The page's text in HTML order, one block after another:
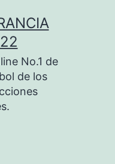
No.1 de
de los